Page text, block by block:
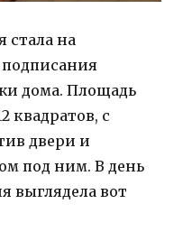
стала на
дома. Площадь
квадратов, с
двери и
под ним. В день
выглядела вот